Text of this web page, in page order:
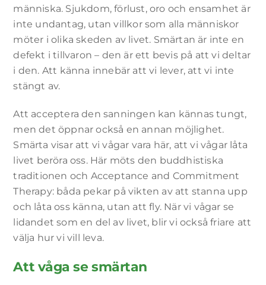
människa. Sjukdom, förlust, oro och ensamhet är
inte undantag, utan villkor som alla människor
möter i olika skeden av livet. Smärtan är inte en
defekt i tillvaron – den är ett bevis på att vi deltar
i den. Att känna innebär att vi lever, att vi inte
stängt av.
Att acceptera den sanningen kan kännas tungt,
men det öppnar också en annan möjlighet.
Smärta visar att vi vågar vara här, att vi vågar låta
livet beröra oss. Här möts den buddhistiska
traditionen och Acceptance and Commitment
Therapy: båda pekar på vikten av att stanna upp
och låta oss känna, utan att fly. När vi vågar se
lidandet som en del av livet, blir vi också friare att
välja hur vi vill leva.
Att våga se smärtan